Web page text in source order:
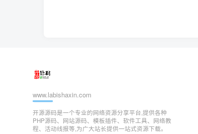
www.labishaxin.com
开源源码是一个专业的网络资源分享平台,提供各种
PHP源码、网站源码、模板插件、软件工具、网络教
程、活动线报等,为广大站长提供一站式资源下载。